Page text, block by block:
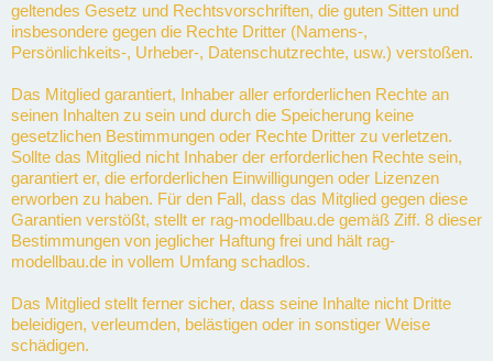
geltendes Gesetz und Rechtsvorschriften, die guten Sitten und
insbesondere gegen die Rechte Dritter (Namens-,
Persönlichkeits-, Urheber-, Datenschutzrechte, usw.) verstoßen.
Das Mitglied garantiert, Inhaber aller erforderlichen Rechte an
seinen Inhalten zu sein und durch die Speicherung keine
gesetzlichen Bestimmungen oder Rechte Dritter zu verletzen.
Sollte das Mitglied nicht Inhaber der erforderlichen Rechte sein,
garantiert er, die erforderlichen Einwilligungen oder Lizenzen
erworben zu haben. Für den Fall, dass das Mitglied gegen diese
Garantien verstößt, stellt er rag-modellbau.de gemäß Ziff. 8 dieser
Bestimmungen von jeglicher Haftung frei und hält rag-
modellbau.de in vollem Umfang schadlos.
Das Mitglied stellt ferner sicher, dass seine Inhalte nicht Dritte
beleidigen, verleumden, belästigen oder in sonstiger Weise
schädigen.